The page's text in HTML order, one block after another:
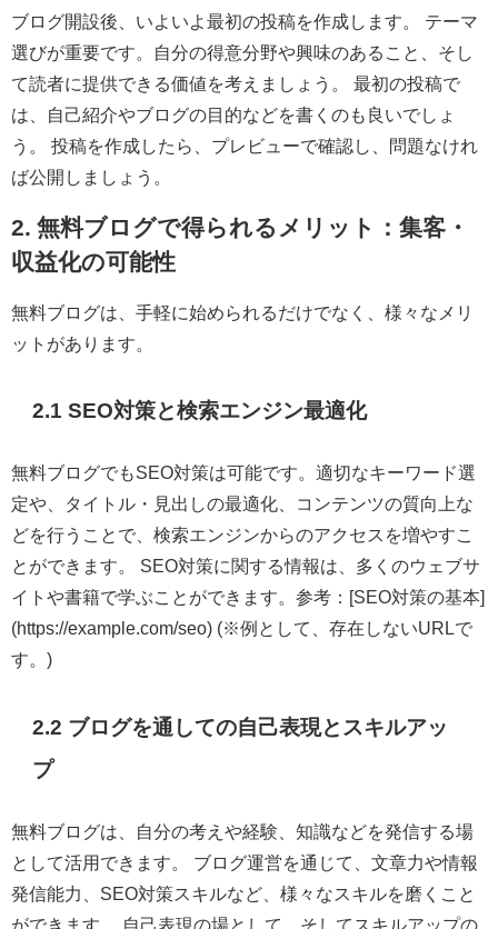
ブログ開設後、いよいよ最初の投稿を作成します。 テーマ
選びが重要です。自分の得意分野や興味のあること、そし
て読者に提供できる価値を考えましょう。 最初の投稿で
は、自己紹介やブログの目的などを書くのも良いでしょ
う。 投稿を作成したら、プレビューで確認し、問題なけれ
ば公開しましょう。
2. 無料ブログで得られるメリット：集客・
収益化の可能性
無料ブログは、手軽に始められるだけでなく、様々なメリ
ットがあります。
2.1 SEO対策と検索エンジン最適化
無料ブログでもSEO対策は可能です。適切なキーワード選
定や、タイトル・見出しの最適化、コンテンツの質向上な
どを行うことで、検索エンジンからのアクセスを増やすこ
とができます。 SEO対策に関する情報は、多くのウェブサ
イトや書籍で学ぶことができます。参考：[SEO対策の基本]
(https://example.com/seo) (※例として、存在しないURLで
す。)
2.2 ブログを通しての自己表現とスキルアッ
プ
無料ブログは、自分の考えや経験、知識などを発信する場
として活用できます。 ブログ運営を通じて、文章力や情報
発信能力、SEO対策スキルなど、様々なスキルを磨くこと
ができます。 自己表現の場として、そしてスキルアップの